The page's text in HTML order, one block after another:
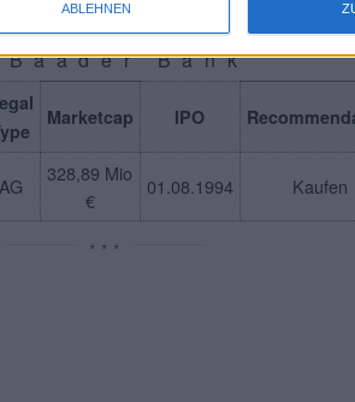
ABLEHNEN
Baader Bank
Marketcap IPO
AG
328,89 Mio
€
01.08.1994 Kaufen
* * *